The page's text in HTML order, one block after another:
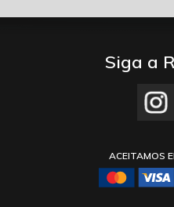
Siga a
ACEITAMOS